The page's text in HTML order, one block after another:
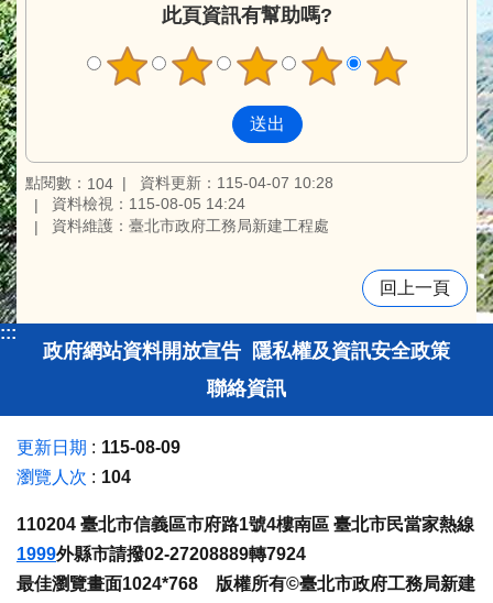
此頁資訊有幫助嗎?
點閱數： 104
資料更新：115-04-07 10:28
資料檢視：115-08-05 14:24
資料維護：臺北市政府工務局新建工程處
回上一頁
:::
政府網站資料開放宣告 隱私權及資訊安全政策
聯絡資訊
更新日期
115-08-09
瀏覽人次
104
110204 臺北市信義區市府路1號4樓南區 臺北市民當家熱線
1999外縣市請撥02-27208889轉7924
最佳瀏覽畫面1024*768 版權所有©臺北市政府工務局新建